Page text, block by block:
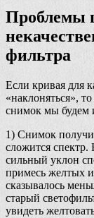
Проблемы
фильтра
Если кривая для
«наклоняться»,
снимок мы будем
1) Снимок
сложится
сильный уклон
примесь желтых
сказывалось
старый
увидеть